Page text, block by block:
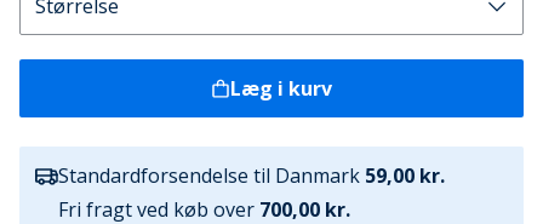
Læg i kurv
Standardforsendelse til Danmark 59,00 kr.
Fri fragt ved køb over 700,00 kr.